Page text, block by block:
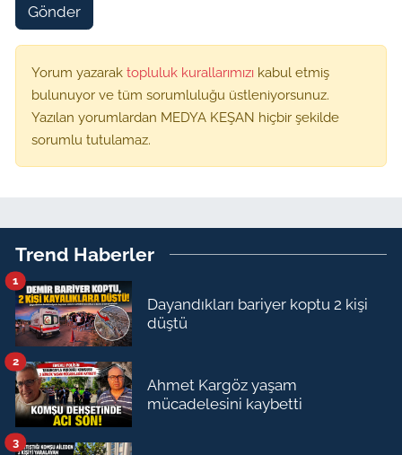
Gönder
Yorum yazarak topluluk kurallarımızı kabul etmiş
bulunuyor ve tüm sorumluluğu üstleniyorsunuz.
Yazılan yorumlardan MEDYA KEŞAN hiçbir şekilde
sorumlu tutulamaz.
Trend Haberler
Dayandıkları bariyer koptu 2 kişi
düştü
1
Ahmet Kargöz yaşam
mücadelesini kaybetti
2
3